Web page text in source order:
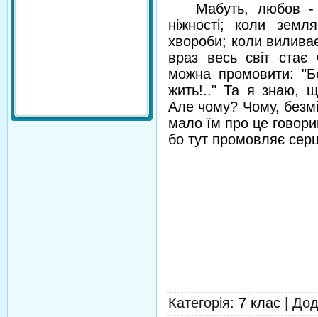
Мабуть, любов -
ніжності; коли
хвороби; коли
враз весь світ
можна промовити:
жить!.." Та я знаю,
Але чому? Чому,
мало їм про це
бо тут промовляє
Категорія: 7 клас